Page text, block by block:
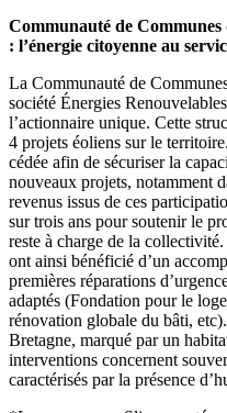
Communauté de
: l’énergie citoyenne au
La Communauté de
société Énergies
l’actionnaire unique. Cette
4 projets éoliens sur le
cédée afin de sécuriser la
nouveaux projets, notamment
revenus issus de ces
sur trois ans pour soutenir le
reste à charge de la
ont ainsi bénéficié d’un
premières réparations
adaptés (Fondation pour le
rénovation globale du bâti,
Bretagne, marqué par un
interventions concernent
caractérisés par la présence